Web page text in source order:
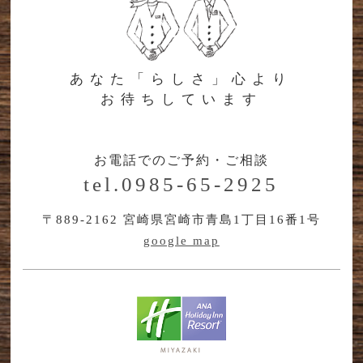
あなた「らしさ」心より
お待ちしています
お電話でのご予約・ご相談
tel.0985-65-2925
〒889-2162 宮崎県宮崎市青島1丁目16番1号
google map